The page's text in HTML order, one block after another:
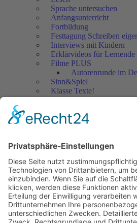
Sprache untersuchen
Anfangsunterricht
Fortbildung
Festtagung Schreiben
Interviews mit Kindern
Erklärvideos für Lernende
Filme PLUS
Autorenrunde im
Sinn&Spiel
Klasse Texte!
Filmausschnitte
Jedes Kind wertschätzen!
Artikel
Artikel 2018
Artikel 2017
Artikel 2016
Artikel 2015
Artikel 2014
Artikel 2013
Artikel 2012